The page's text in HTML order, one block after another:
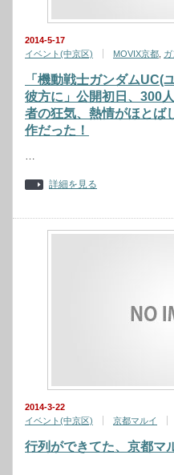
2014-5-17
イベント(中京区)
MOVIX京都
「機動戦士ガンダムUC(
彼方に」公開初日、300
者の狂気、熱情がほとば
作だった！
…
詳細を見る
2014-3-22
イベント(中京区)
京都マルイ
行列ができてた、京都マ